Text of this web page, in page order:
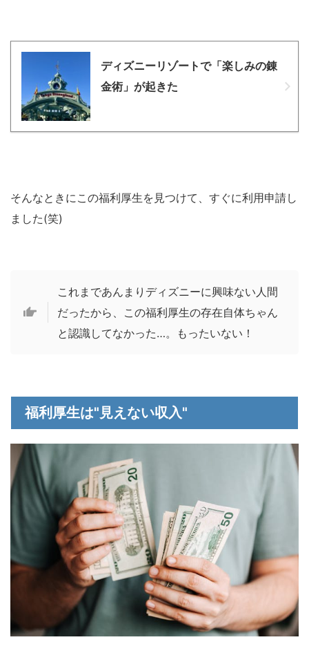
ディズニーリゾートで「楽しみの錬
金術」が起きた
そんなときにこの福利厚生を見つけて、すぐに利用申請し
ました(笑)
これまであんまりディズニーに興味ない人間
だったから、この福利厚生の存在自体ちゃん
と認識してなかった…。もったいない！
福利厚生は"見えない収入"